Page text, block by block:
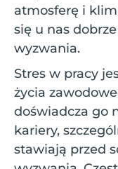
atmosferę i
się u nas
wyzwania.
Stres w pracy
życia
doświadcza go
kariery,
stawiają przed